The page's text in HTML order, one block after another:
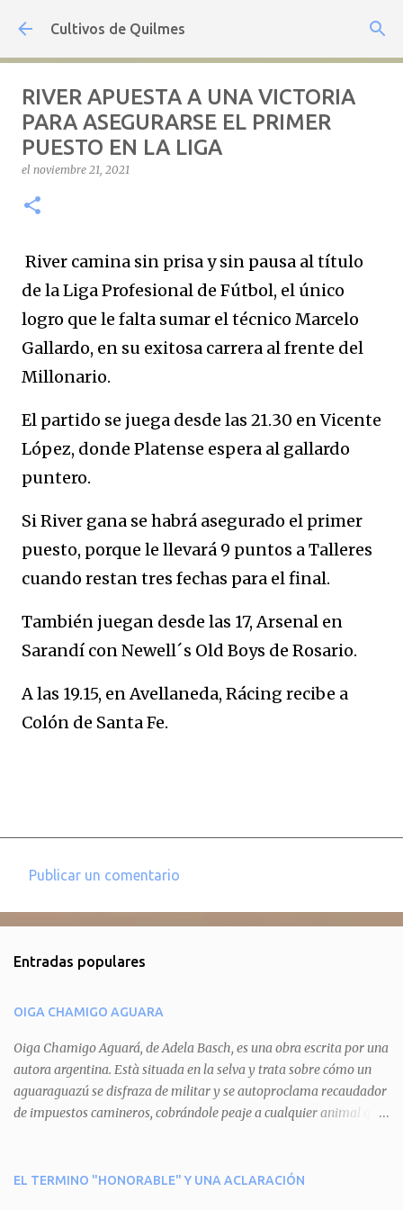
Ir al contenido principal
Cultivos de Quilmes
RIVER APUESTA A UNA VICTORIA
PARA ASEGURARSE EL PRIMER
PUESTO EN LA LIGA
el noviembre 21, 2021
River camina sin prisa y sin pausa al título
de la Liga Profesional de Fútbol, el único
logro que le falta sumar el técnico Marcelo
Gallardo, en su exitosa carrera al frente del
Millonario.
El partido se juega desde las 21.30 en Vicente
López, donde Platense espera al gallardo
puntero.
Si River gana se habrá asegurado el primer
puesto, porque le llevará 9 puntos a Talleres
cuando restan tres fechas para el final.
También juegan desde las 17, Arsenal en
Sarandí con Newell´s Old Boys de Rosario.
A las 19.15, en Avellaneda, Rácing recibe a
Colón de Santa Fe.
e
t
a
r
i
o
Publicar un comentario
Entradas populares
OIGA CHAMIGO AGUARA
Oiga Chamigo Aguará, de Adela Basch, es una obra escrita por una
autora argentina. Està situada en la selva y trata sobre cómo un
aguaraguazú se disfraza de militar y se autoproclama recaudador
de impuestos camineros, cobrándole peaje a cualquier animal que
aguará le provoca. De igual manera pasa con Tatú, el armadillo.
EL TERMINO "HONORABLE" Y UNA ACLARACIÓN